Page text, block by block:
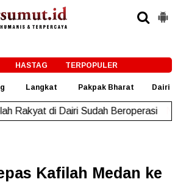
HASTAG TERPOPULER
Langkat Pakpak Bharat Dairi
di Dairi Sudah Beroperasi New!
Kafilah Medan ke